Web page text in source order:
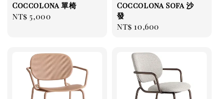
Coccolona 單椅
Regular
NT$ 5,000
Coccolona Sofa 沙
發
Regular
NT$ 10,600